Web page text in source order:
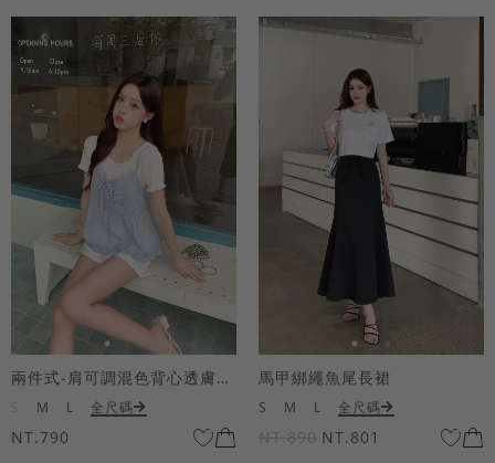
兩件式-肩可調混色背心透膚上衣套組
M L 全尺碼
NT.790
馬甲綁繩魚尾長裙
S M L 全尺碼
NT.890 NT.801